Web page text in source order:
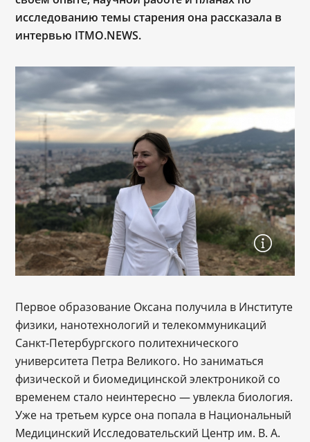
исследованию темы старения она рассказала в
интервью ITMO.NEWS.
Первое образование Оксана получила в Институте
физики, нанотехнологий и телекоммуникаций
Санкт-Петербургского политехнического
университета Петра Великого. Но заниматься
физической и биомедицинской электроникой со
временем стало неинтересно — увлекла биология.
Уже на третьем курсе она попала в Национальный
Медицинский Исследовательский Центр им. В. А.